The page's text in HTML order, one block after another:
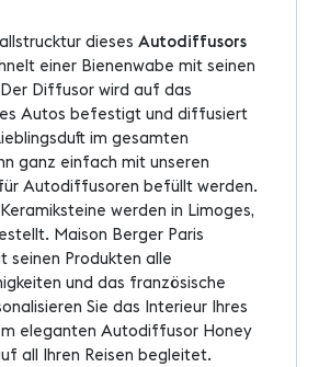
dieses Autodiffusors
einer Bienenwabe mit seinen
Der Diffusor wird auf das
Autos befestigt und diffusiert
im gesamten
ganz einfach mit unseren
Autodiffusoren befüllt werden.
werden in Limoges,
Maison Berger Paris
seinen Produkten alle
und das französische
Sie das Interieur Ihres
eleganten Autodiffusor Honey
all Ihren Reisen begleitet.